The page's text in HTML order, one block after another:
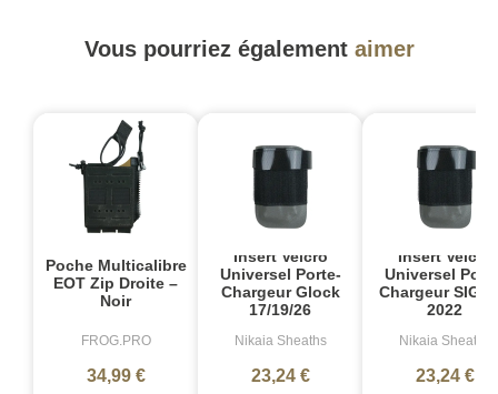
Vous pourriez également aimer
Poche Multicalibre
EOT Zip Droite –
Noir
FROG.PRO
34,99 €
Insert Velcro
Universel Porte-
Chargeur Glock
17/19/26
Nikaia Sheaths
23,24 €
Insert Velcro
Universel
Chargeur SIG
2022
Nikaia Sheaths
23,24 €